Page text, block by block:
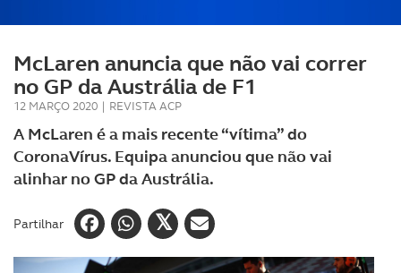
McLaren anuncia que não vai correr
no GP da Austrália de F1
12 MARÇO 2020 | REVISTA ACP
A McLaren é a mais recente “vítima” do
CoronaVírus. Equipa anunciou que não vai
alinhar no GP da Austrália.
Partilhar